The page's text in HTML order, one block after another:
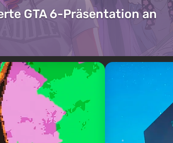
GTA 6-Präsentation an